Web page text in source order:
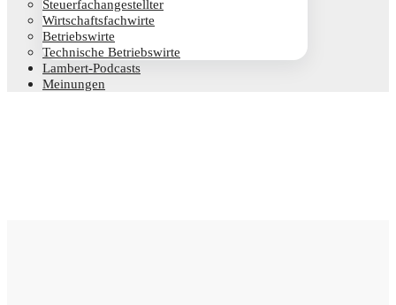
Steu­er­fach­an­ge­stell­ter
Wirt­schafts­fach­wir­te
Betriebs­wir­te
Tech­ni­sche Betriebswirte
Lam­­bert-Pod­­casts
Mei­nun­gen